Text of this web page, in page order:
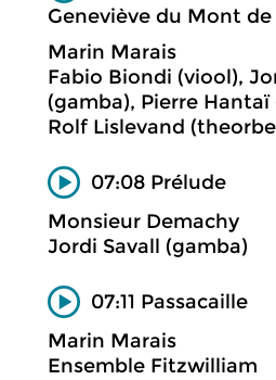
Geneviève du Mont de
Marin Marais
Fabio Biondi (viool),
(gamba), Pierre
Rolf Lislevand
07:08 Prélude
Monsieur Demachy
Jordi Savall (gamba)
07:11 Passacaille
Marin Marais
Ensemble Fitzwilliam